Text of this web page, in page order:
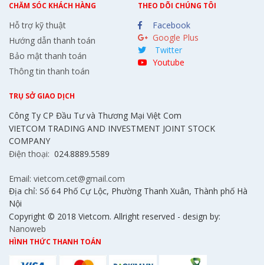
CHĂM SÓC KHÁCH HÀNG
Hỗ trợ kỹ thuật
Hướng dẫn thanh toán
Bảo mật thanh toán
Thông tin thanh toán
THEO DÕI CHÚNG TÔI
Facebook
Google Plus
Twitter
Youtube
TRỤ SỞ GIAO DỊCH
Công Ty CP Đầu Tư và Thương Mại Việt Com
VIETCOM TRADING AND INVESTMENT JOINT STOCK
COMPANY
Điện thoại: 024.8889.5589
Email: vietcom.cet@gmail.com
Địa chỉ: Số 64 Phố Cự Lộc, Phường Thanh Xuân, Thành phố Hà
Nội
Copyright © 2018 Vietcom. Allright reserved - design by:
Nanoweb
HÌNH THỨC THANH TOÁN